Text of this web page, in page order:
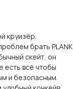
круизёр.
брать PLANK
скейт, он
есть всё чтобы
и безопасным.